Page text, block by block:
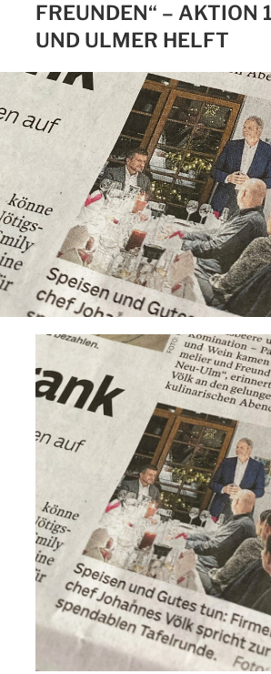
FREUNDEN“ – AKTION
UND ULMER HELFT